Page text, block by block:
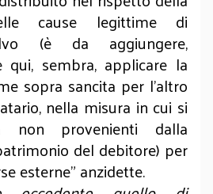
cause legittime di
(è da aggiungere,
qui, sembra, applicare la
sopra sancita per l’altro
nella misura in cui si
provenienti dalla
del debitore) per
esterne” anzidette.